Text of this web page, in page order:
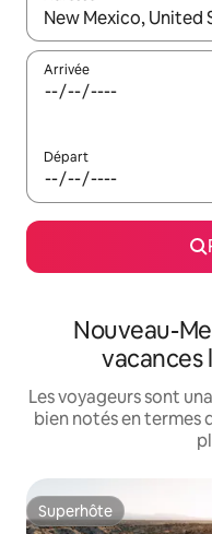
Lorsque les résultats
Arrivée
Départ
Nouveau-
vacances
Les voyageurs sont
bien notés en
Superhôte
Superhôte